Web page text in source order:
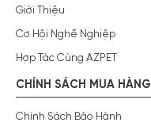
Giới Thiệu
Cơ Hội Nghề Nghiệp
Hợp Tác Cùng AZPET
CHÍNH SÁCH MUA HÀNG
Chính Sách Bảo Hành